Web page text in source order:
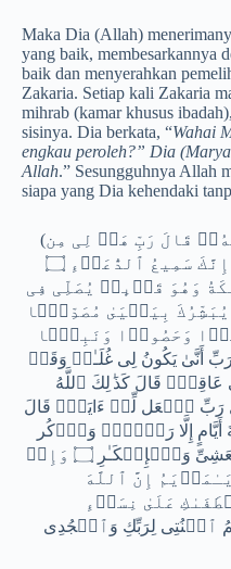
Maka Dia (Allah)
yang baik, membesarkannya
baik dan menyerahkan
Zakaria. Setiap kali Zakaria
mihrab (kamar khusus
sisinya. Dia berkata, “Wahai
engkau peroleh?” Dia
Allah.” Sesungguhnya Allah
siapa yang Dia kehendaki
(هُنَالِكَ دَعَا زَكَرِیَّا رَبَّهُۥۖ قَالَ رَبِّ هَبۡ لِی مِن
لَّدُنكَ ذُرِّیَّةࣰ طَیِّبَةًۖ إِنَّكَ سَمِیعُ ٱلدُّعَاۤءِ ۝
وَهُوَ قَاۤىِٕمࣱ یُصَلِّی فِی
بِیَحۡیَىٰ مُصَدِّقَۢا
وَحَصُورࣰا وَنَبِیࣰّا
قَالَ رَبِّ أَنَّىٰ یَكُونُ لِی غُلَـٰمࣱ وَقَدۡ
عَاقِرࣱۖ قَالَ كَذَ ٰ⁠لِكَ ٱللَّهُ
یَشَاۤءُ ۝ قَالَ رَبِّ ٱجۡعَل لِّیۤ ءَایَةࣰۖ قَالَ
أَیَّامٍ إِلَّا رَمۡزࣰاۗ وَٱذۡكُر
رَّبَّكَ كَثِیرࣰا وَسَبِّحۡ بِٱلۡعَشِیِّ وَٱلۡإِبۡكَـٰرِ ۝ وَإِذۡ
إِنَّ ٱللَّهَ
عَلَىٰ نِسَاۤءِ
یَـٰمَرۡیَمُ ٱقۡنُتِی لِرَبِّكِ وَٱسۡجُدِی